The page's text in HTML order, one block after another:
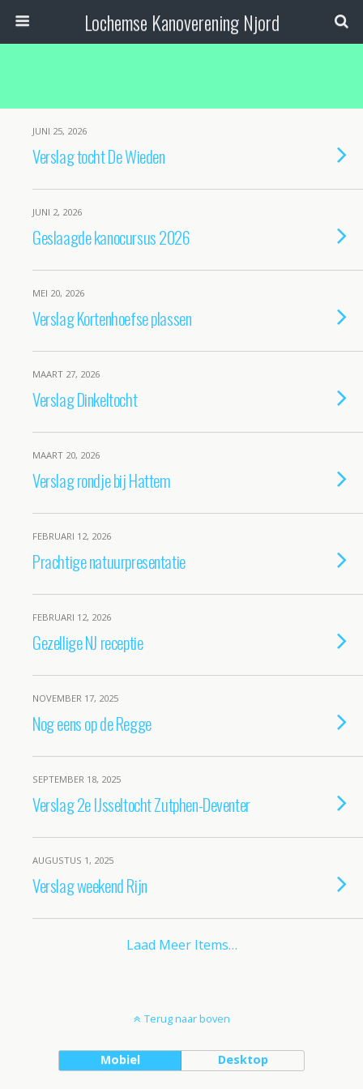
Lochemse Kanoverening Njord
JUNI 25, 2026
Verslag tocht De Wieden
JUNI 2, 2026
Geslaagde kanocursus 2026
MEI 20, 2026
Verslag Kortenhoefse plassen
MAART 27, 2026
Verslag Dinkeltocht
MAART 20, 2026
Verslag rondje bij Hattem
FEBRUARI 12, 2026
Prachtige natuurpresentatie
FEBRUARI 12, 2026
Gezellige NJ receptie
NOVEMBER 17, 2025
Nog eens op de Regge
SEPTEMBER 18, 2025
Verslag 2e IJsseltocht Zutphen-Deventer
AUGUSTUS 1, 2025
Verslag weekend Rijn
Laad Meer Items…
Terug naar boven
Mobiel Desktop